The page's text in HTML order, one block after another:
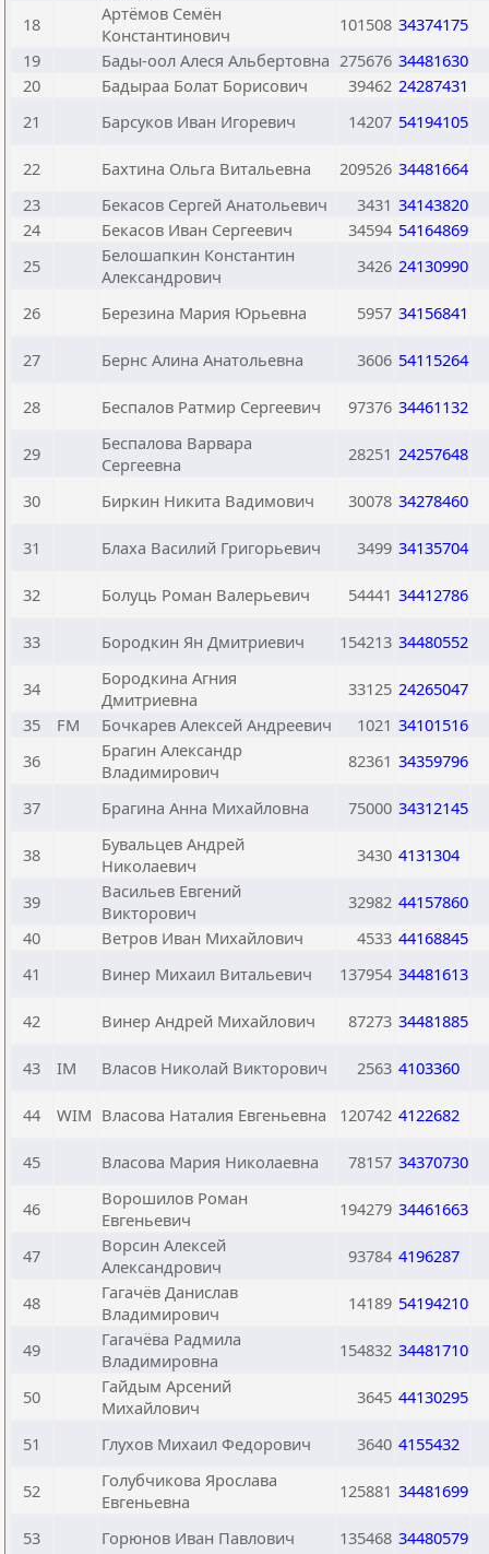
18
Артёмов Семён
Константинович
101508 34374175
19
Бады-оол Алеся Альбертовна 275676 34481630
20
Бадыраа Болат Борисович 39462 24287431
21
Барсуков Иван Игоревич 14207 54194105
22 Бахтина Ольга Витальевна 209526 34481664
23
Бекасов Сергей Анатольевич 3431 34143820
24
Бекасов Иван Сергеевич 34594 54164869
25
Белошапкин Константин
Александрович
3426 24130990
26 Березина Мария Юрьевна 5957 34156841
27 Бернс Алина Анатольевна 3606 54115264
28 Беспалов Ратмир Сергеевич 97376 34461132
29
Беспалова Варвара
Сергеевна
28251 24257648
30 Биркин Никита Вадимович 30078 34278460
31 Блаха Василий Григорьевич 3499 34135704
32 Болуць Роман Валерьевич 54441 34412786
33 Бородкин Ян Дмитриевич 154213 34480552
34
Бородкина Агния
Дмитриевна
33125 24265047
35
FM Бочкарев Алексей Андреевич 1021 34101516
36
Брагин Александр
Владимирович
82361 34359796
37 Брагина Анна Михайловна 75000 34312145
38
Бувальцев Андрей
Николаевич
3430 4131304
39
Васильев Евгений
Викторович
32982 44157860
40
Ветров Иван Михайлович 4533 44168845
41
Винер Михаил Витальевич 137954 34481613
42 Винер Андрей Михайлович 87273 34481885
43 IM Власов Николай Викторович 2563 4103360
44 WIM Власова Наталия Евгеньевна 120742 4122682
45 Власова Мария Николаевна 78157 34370730
46
Ворошилов Роман
Евгеньевич
194279 34461663
47
Ворсин Алексей
Александрович
93784 4196287
48
Гагачёв Данислав
Владимирович
14189 54194210
49
Гагачёва Радмила
Владимировна
154832 34481710
50
Гайдым Арсений
Михайлович
3645 44130295
51 Глухов Михаил Федорович 3640 4155432
52
Голубчикова Ярослава
Евгеньевна
125881 34481699
53 Горюнов Иван Павлович 135468 34480579